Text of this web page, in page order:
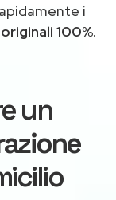
i
100%.
un